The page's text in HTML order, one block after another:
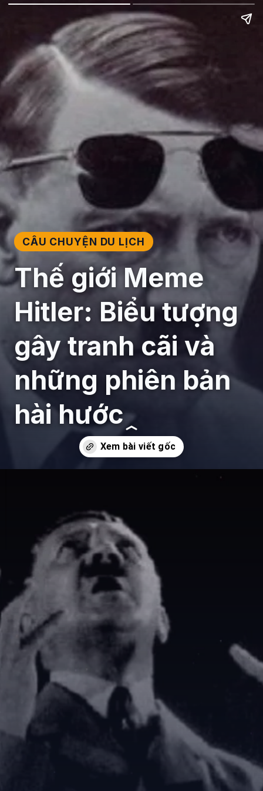
CÂU CHUYỆN DU LỊCH
Thế giới Meme
Hitler: Biểu tượng
gây tranh cãi và
những phiên bản
hài hước